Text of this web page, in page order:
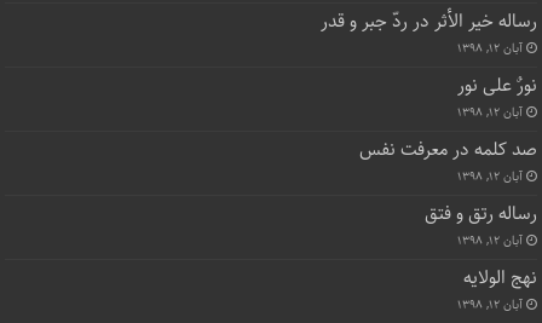
رساله خیر الأثر در ردّ جبر و قدر
آبان ۱۲, ۱۳۹۸
نورٌ علی نور
آبان ۱۲, ۱۳۹۸
صد کلمه در معرفت نفس
آبان ۱۲, ۱۳۹۸
رساله رتق و فتق
آبان ۱۲, ۱۳۹۸
نهج الولایه
آبان ۱۲, ۱۳۹۸